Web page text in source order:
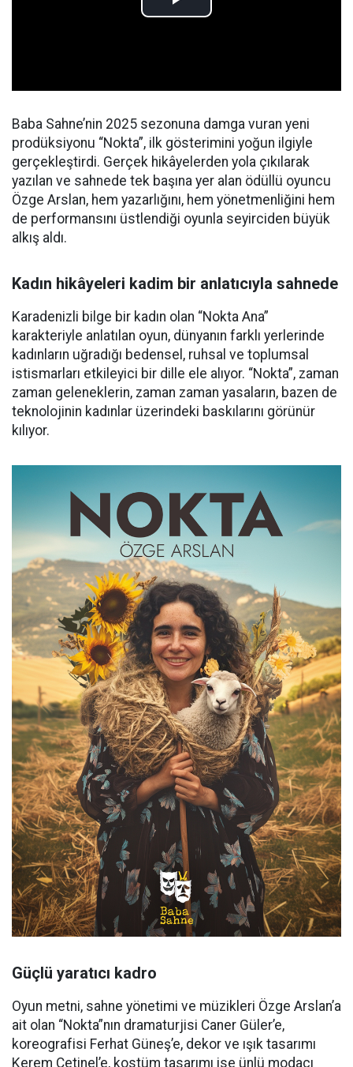
Baba Sahne’nin 2025 sezonuna damga vuran yeni
prodüksiyonu “Nokta”, ilk gösterimini yoğun ilgiyle
gerçekleştirdi. Gerçek hikâyelerden yola çıkılarak
yazılan ve sahnede tek başına yer alan ödüllü oyuncu
Özge Arslan, hem yazarlığını, hem yönetmenliğini hem
de performansını üstlendiği oyunla seyirciden büyük
alkış aldı.
Kadın hikâyeleri kadim bir anlatıcıyla sahnede
Karadenizli bilge bir kadın olan “Nokta Ana”
karakteriyle anlatılan oyun, dünyanın farklı yerlerinde
kadınların uğradığı bedensel, ruhsal ve toplumsal
istismarları etkileyici bir dille ele alıyor. “Nokta”, zaman
zaman geleneklerin, zaman zaman yasaların, bazen de
teknolojinin kadınlar üzerindeki baskılarını görünür
kılıyor.
Güçlü yaratıcı kadro
Oyun metni, sahne yönetimi ve müzikleri Özge Arslan’a
ait olan “Nokta”nın dramaturjisi Caner Güler’e,
koreografisi Ferhat Güneş’e, dekor ve ışık tasarımı
Kerem Çetinel’e, kostüm tasarımı ise ünlü modacı